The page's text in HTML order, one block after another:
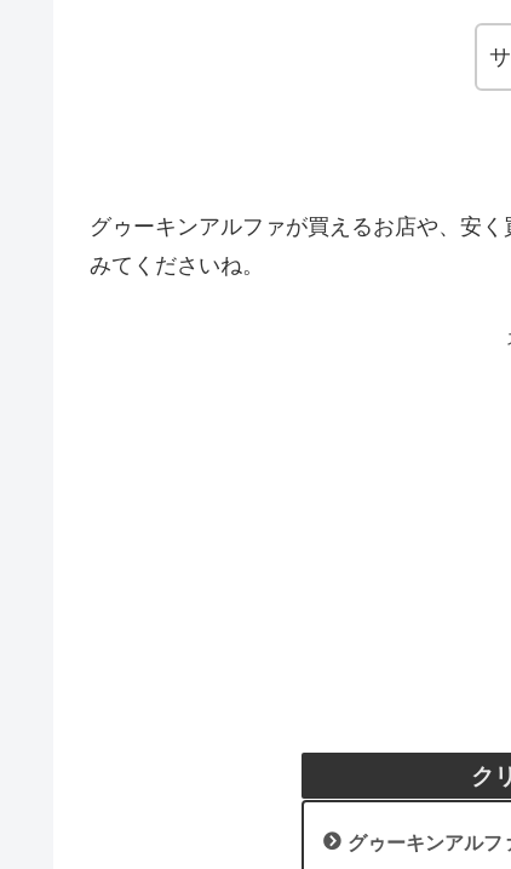
グゥーキンアルファが買えるお店や、安
みてくださいね。
ク
グゥーキンアルフ